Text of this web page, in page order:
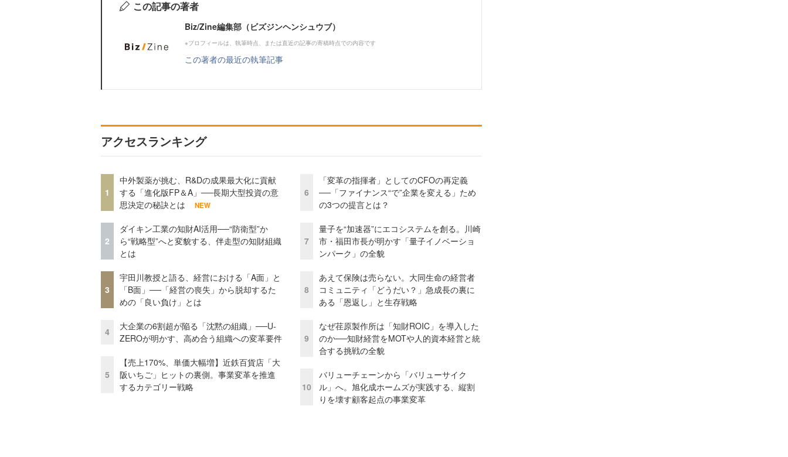
この記事の著者
Biz/Zine編集部（ビズジンヘンシュウブ）
※プロフィールは、執筆時点、または直近の記事の寄稿時点での内容です
この著者の最近の執筆記事
アクセスランキング
1
中外製薬が挑む、R&Dの成果最大化に貢献
する「進化版FP＆A」──長期大型投資の意
思決定の秘訣とは
NEW
2
ダイキン工業の知財AI活用──“防衛型”か
ら“戦略型”へと変貌する、伴走型の知財組織
とは
3
宇田川教授と語る、経営における「A面」と
「B面」──「経営の喪失」から脱却するた
めの「良い負け」とは
4
大企業の6割超が陥る「沈黙の組織」──U-
ZEROが明かす、高め合う組織への変革要件
5
【売上170%、単価大幅増】近鉄百貨店「大
阪いちご」ヒットの裏側。事業変革を推進
するカテゴリー戦略
6
「変革の指揮者」としてのCFOの再定義
──「ファイナンス“で”企業を変える」ため
の3つの提言とは？
7
量子を“加速器”にエコシステムを創る。川崎
市・福田市長が明かす「量子イノベーショ
ンパーク」の全貌
8
あえて保険は売らない。大同生命の経営者
コミュニティ「どうだい？」急成長の裏に
ある「恩返し」と生存戦略
9
なぜ荏原製作所は「知財ROIC」を導入した
のか──知財経営をMOTや人的資本経営と統
合する挑戦の全貌
10
バリューチェーンから「バリューサイク
ル」へ。旭化成ホームズが実践する、縦割
りを壊す顧客起点の事業変革